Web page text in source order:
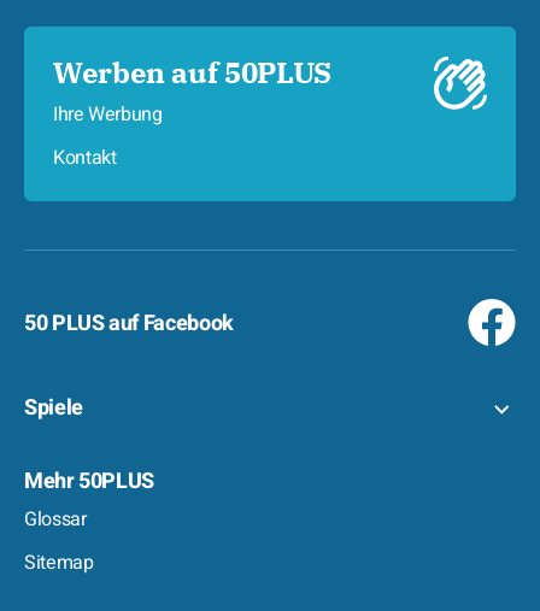
Werben auf 50PLUS
Ihre Werbung
Kontakt
50 PLUS auf Facebook
Spiele
Mehr 50PLUS
Glossar
Sitemap